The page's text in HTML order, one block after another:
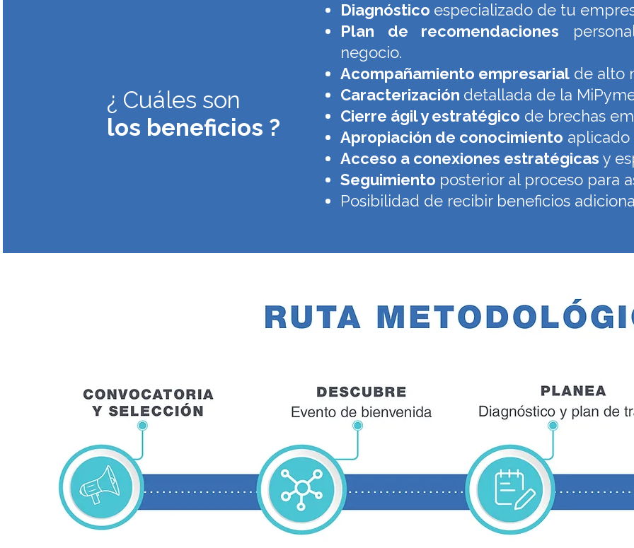
Diagnóstico especializado de tu
Plan de recomendaciones
negocio.
Acompañamiento empresarial de alto
Caracterización detallada de la
Cierre ágil y estratégico de brechas
Apropiación de conocimiento aplicado
Acceso a conexiones estratégicas y
Seguimiento posterior al proceso para
Posibilidad de recibir beneficios
¿ Cuáles son
los beneficios ?